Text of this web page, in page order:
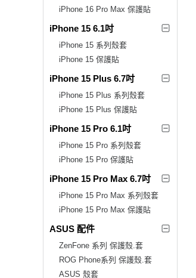
iPhone 16 Pro Max 保護貼
iPhone 15 6.1吋
iPhone 15 系列殼套
iPhone 15 保護貼
iPhone 15 Plus 6.7吋
iPhone 15 Plus 系列殼套
iPhone 15 Plus 保護貼
iPhone 15 Pro 6.1吋
iPhone 15 Pro 系列殼套
iPhone 15 Pro 保護貼
iPhone 15 Pro Max 6.7吋
iPhone 15 Pro Max 系列殼套
iPhone 15 Pro Max 保護貼
ASUS 配件
ZenFone 系列 保護殼.套
ROG Phone系列 保護殼.套
ASUS 殼套